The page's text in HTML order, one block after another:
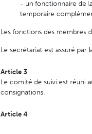
- un fonctionnaire de
temporaire
Les fonctions des membres
Le secrétariat est assuré par
Article 3
Le comité de suivi est réuni
consignations.
Article 4